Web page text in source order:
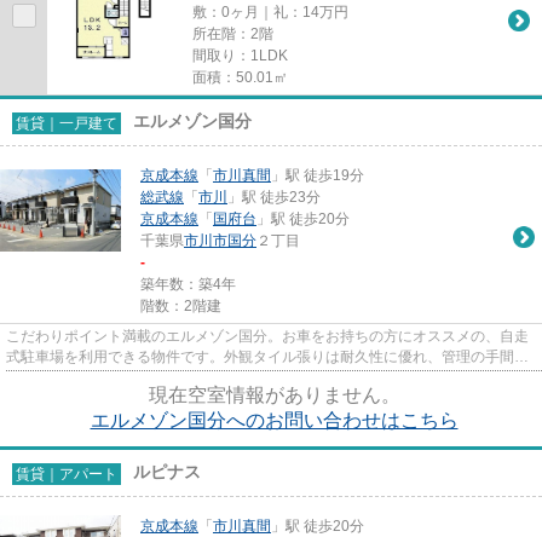
敷：0ヶ月｜礼：14万円
所在階：2階
間取り：1LDK
面積：50.01㎡
賃貸｜一戸建て エルメゾン国分
京成本線 「 市川真間 」駅 徒歩19分
総武線 「 市川
」駅 徒歩23分
京成本線 「 国府台 」駅 徒歩20分
千葉県市川市国分 ２丁目
-
築年数：築4年
階数：2階建
こだわりポイント満載のエルメゾン国分。お車をお持ちの方にオススメの、自走
式駐車場を利用できる物件です。外観タイル張りは耐久性に優れ、管理の手間も
現在空室情報がありません。
エルメゾン国分へのお問い合わせはこちら
賃貸｜アパート ルピナス
京成本線 「 市川真間 」駅 徒歩20分